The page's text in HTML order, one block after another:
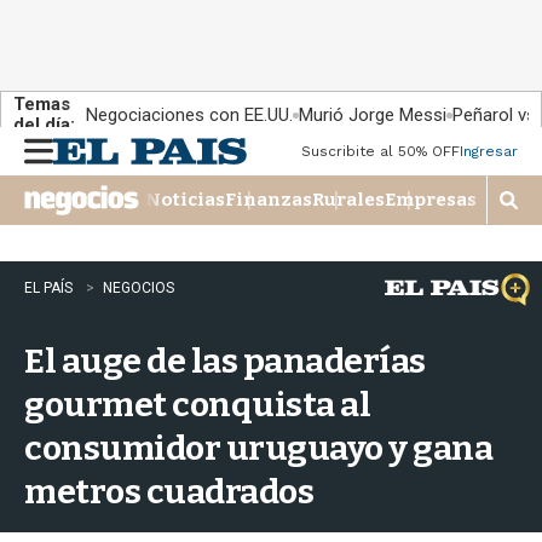
Temas
del día: Negociaciones con EE.UU. Murió Jorge Messi Peñarol
n
u
Suscribite al 50% OFFIngresar
NoticiasFinanzasRuralesEmpresas
M
o
s
t
r
EL PAÍS NEGOCIOS
El auge de las panaderías
gourmet conquista al
consumidor uruguayo y gana
metros cuadrados